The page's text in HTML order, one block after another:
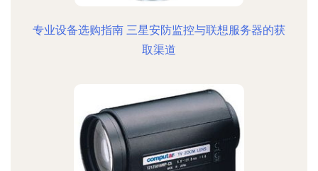
专业设备选购指南 三星安防监控与联想服务器的获
取渠道